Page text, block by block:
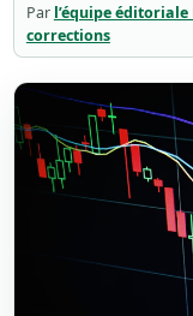
Par l’équipe éditoriale
corrections